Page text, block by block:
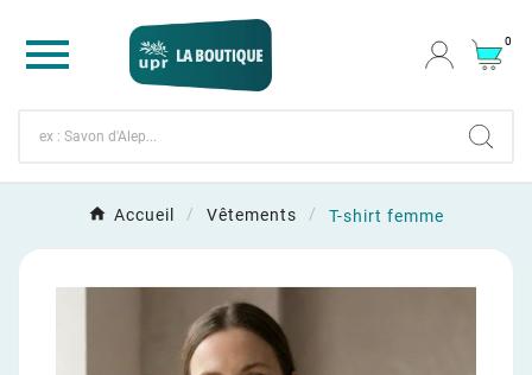
 0
Accueil Vêtements T-shirt femme